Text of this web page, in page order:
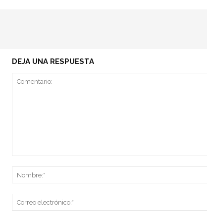
DEJA UNA RESPUESTA